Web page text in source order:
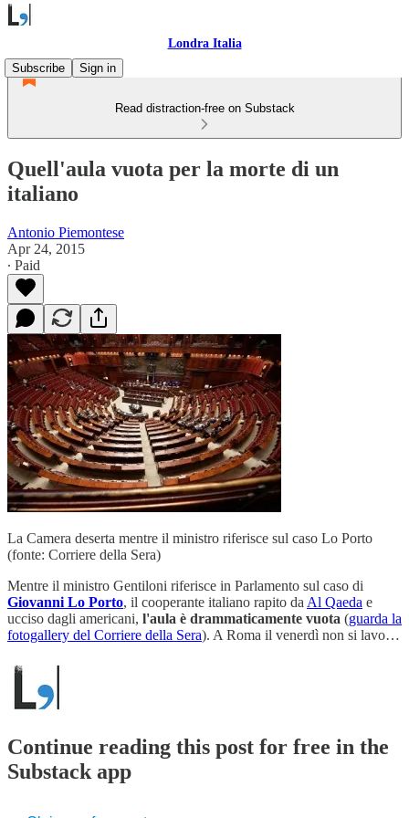
Londra Italia
Subscribe
Sign in
Read distraction-free on Substack
Quell'aula vuota per la morte di un
italiano
Antonio Piemontese
Apr 24, 2015
∙ Paid
La Camera deserta mentre il ministro riferisce sul caso Lo Porto
(fonte: Corriere della Sera)
Mentre il ministro Gentiloni riferisce in Parlamento sul caso di
Giovanni Lo Porto, il cooperante italiano rapito da Al Qaeda e
ucciso dagli americani, l'aula è drammaticamente vuota (guarda la
fotogallery del Corriere della Sera). A Roma il venerdì non si lavo…
Continue reading this post for free in the
Substack app